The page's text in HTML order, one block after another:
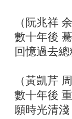
（阮兆祥
數十年後
回憶過去
（黃凱芹
數十年後
願時光清